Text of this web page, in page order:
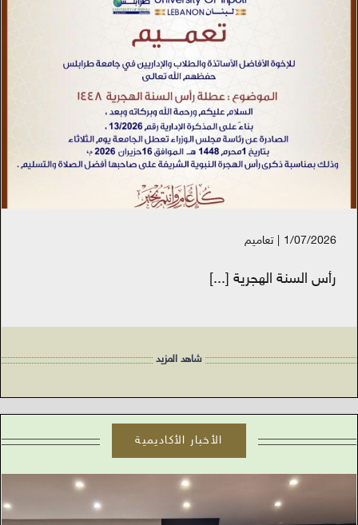
1/07/2026 تعاميم
رأس السنة الهجرية [...]
شاهد المزيد
الأخبار الأكاديمية